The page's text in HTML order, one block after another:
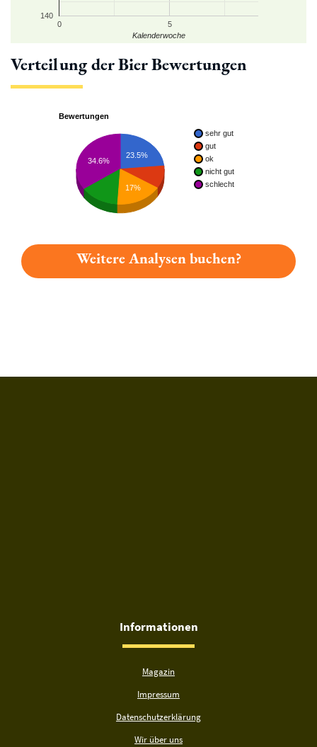
0 5
140
Kalenderwoche
Verteilung der Bier Bewertungen
Bewertungen
sehr gut
gut
ok
nicht gut
schlecht
23.5%
34.6%
17%
Weitere Analysen buchen?
Informationen
Magazin
Impressum
Datenschutzerklärung
Wir über uns